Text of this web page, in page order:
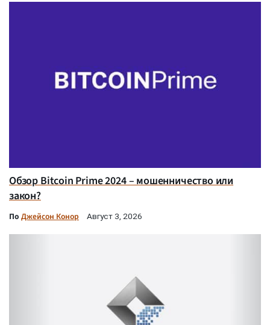
Обзор Bitcoin Prime 2024 – мошенничество или
закон?
По Джейсон Конор Август 3, 2026